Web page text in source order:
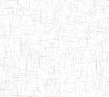
08/09/2015 ENIEG